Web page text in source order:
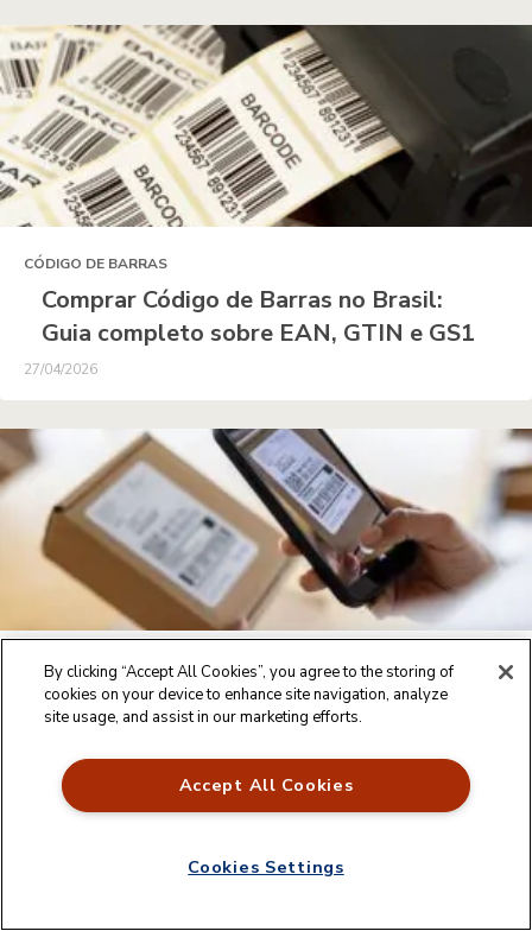
CÓDIGO DE BARRAS
Comprar Código de Barras no Brasil:
Guia completo sobre EAN, GTIN e GS1
27/04/2026
CÓDIGO DE BARRAS
Como ler código de barras no celular:
27/04/2026
By clicking “Accept All Cookies”, you agree to the storing of
cookies on your device to enhance site navigation, analyze
site usage, and assist in our marketing efforts.
Accept All Cookies
Cookies Settings